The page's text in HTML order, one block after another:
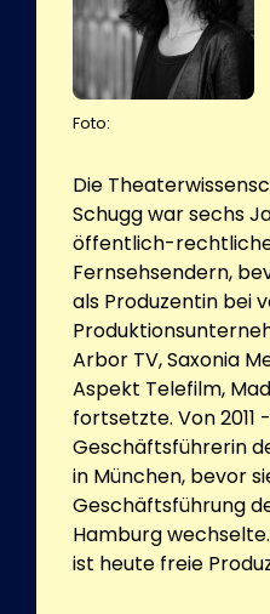
Foto:
Die
Schugg war sechs
öffentlich-
Fernsehsendern,
als Produzentin bei
Arbor TV, Saxonia
Aspekt Telefilm,
fortsetzte. Von 2011
Geschäftsführerin
in München, bevor
Geschäftsführung
Hamburg
ist heute freie